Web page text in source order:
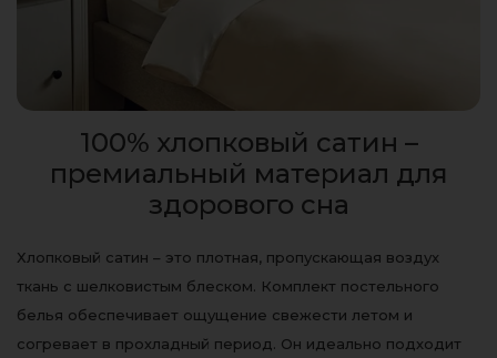
100% хлопковый сатин –
премиальный материал для
здорового сна
Хлопковый сатин – это плотная, пропускающая воздух
ткань с шелковистым блеском. Комплект постельного
белья обеспечивает ощущение свежести летом и
согревает в прохладный период. Он идеально подходит